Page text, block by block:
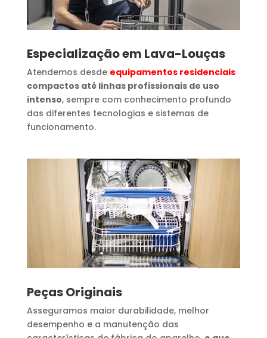
Especialização em Lava-Louças
Atendemos desde equipamentos residenciais
compactos até linhas profissionais de uso
intenso, sempre com conhecimento profundo
das diferentes tecnologias e sistemas de
funcionamento.
Peças Originais
Asseguramos maior durabilidade, melhor
desempenho e a manutenção das